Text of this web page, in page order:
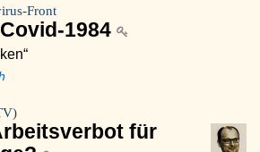
Front
1984
für